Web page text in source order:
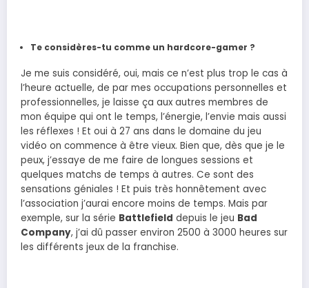
Te considères-tu comme un hardcore-gamer ?
Je me suis considéré, oui, mais ce n’est plus trop le cas à
l’heure actuelle, de par mes occupations personnelles et
professionnelles, je laisse ça aux autres membres de
mon équipe qui ont le temps, l’énergie, l’envie mais aussi
les réflexes ! Et oui à 27 ans dans le domaine du jeu
vidéo on commence à être vieux. Bien que, dès que je le
peux, j’essaye de me faire de longues sessions et
quelques matchs de temps à autres. Ce sont des
sensations géniales ! Et puis très honnêtement avec
l’association j’aurai encore moins de temps. Mais par
exemple, sur la série Battlefield depuis le jeu Bad
Company, j’ai dû passer environ 2500 à 3000 heures sur
les différents jeux de la franchise.